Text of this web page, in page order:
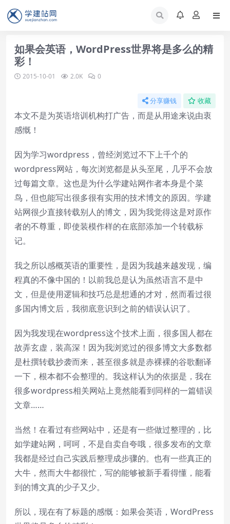
如果会英语，WordPress世界将是多么的精
彩！
2015-10-01 2.0K 0
分享赚钱 收藏
本文不是为英语培训机构打广告，而是从用途来说由衷
感慨！
因为学习wordpress，曾经浏览过不下上千个的
wordpress网站，每次浏览都是从头至尾，几乎不会放
过每篇文章。这也是为什么学建站网作者本身是个菜
鸟，但也能写出很多很有实用的技术博文的原因。学建
站网很少直接转载别人的博文，因为我觉得这是对原作
者的不尊重，即使装模作样的在底部添加一个转载标
记。
我之所以感概英语的重要性，是因为我越来越发现，编
程真的不像中国的！以前我总是认为虽然语言不是中
文，但是使用逻辑和技巧总是想通的才对，然而看过很
多国内博文后，我彻底意识到之前的错误认识了。
因为我发现在wordpress这个技术上面，很多国人都在
故弄玄虚，装高深！因为我浏览过的很多博文大多数都
是杜撰转载抄袭而来，甚至很多就是赤裸裸的谷歌翻译
一下，根本都不会整理的。我这样认为的依据是，我在
很多wordpress相关网站上竟然能看到同样的一篇错误
文章……
当然！在看过有些网站中，还是有一些做过整理的，比
如学建站网，呵呵，不是自卖自夸哦，很多发布的文章
我都是经过自己实践后整理成步骤的。也有一些真正的
大牛，然而大牛都很忙，写的能够被新手看得懂，能看
到的博文真的少子又少。
所以，现在有了标题的感慨：如果会英语，WordPress